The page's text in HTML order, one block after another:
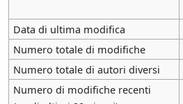
Data di ultima modifica
Numero totale di modifiche
Numero totale di autori diversi
Numero di modifiche recenti